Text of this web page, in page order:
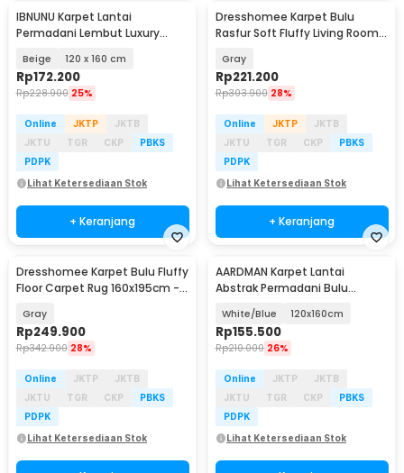
IBNUNU Karpet Lantai
Permadani Lembut Luxury
Beige 120 x 160 cm
Rp172.200
Rp228.900 25%
Online JKTP
JKTB
JKTU
TGR CKP
PBKS
PDPK
Lihat Ketersediaan Stok
+ Keranjang
Dresshomee Karpet Bulu
Rasfur Soft Fluffy Living Room
Gray
Rp221.200
Rp303.900 28%
Online JKTP
JKTB
JKTU
TGR CKP
PBKS
PDPK
Lihat Ketersediaan Stok
+ Keranjang
Dresshomee Karpet Bulu Fluffy
Floor Carpet Rug 160x195cm -
Gray
Rp249.900
Rp342.900 28%
Online JKTP
JKTB
JKTU
TGR CKP
PBKS
PDPK
Lihat Ketersediaan Stok
AARDMAN Karpet Lantai
Abstrak Permadani Bulu
BQ001
White/Blue 120x160cm
Rp155.500
Rp210.000 26%
Online JKTP
JKTB
JKTU
TGR CKP
PBKS
PDPK
Lihat Ketersediaan Stok